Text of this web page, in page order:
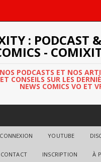
: PODCAST
-
PODCASTS ET NOS
CONSEILS SUR LES
NEWS COMICS VO ET
YOUTUBE
CONTACT INSCRIPTION À